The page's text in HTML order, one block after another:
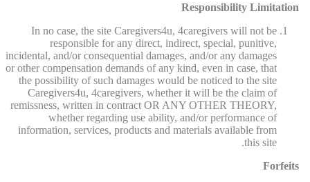
Responsibility Limitation
In no case, the site Caregivers4u, 4caregivers will not be
responsible for any direct, indirect, special, punitive,
incidental, and/or consequential damages, and/or any damages
or other compensation demands of any kind, even in case, that
the possibility of such damages would be noticed to the site
Caregivers4u, 4caregivers, whether it will be the claim of
remissness, written in contract OR ANY OTHER THEORY,
whether regarding use ability, and/or performance of
information, services, products and materials available from
this site.
Forfeits